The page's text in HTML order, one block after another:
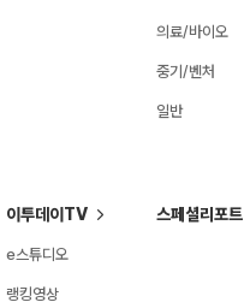
의료/바이오
중기/벤처
일반
이투데이TV
e스튜디오
랭킹영상
스페셜리포트